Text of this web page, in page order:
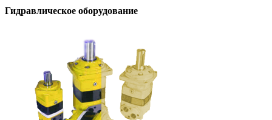
Гидравлическое оборудование